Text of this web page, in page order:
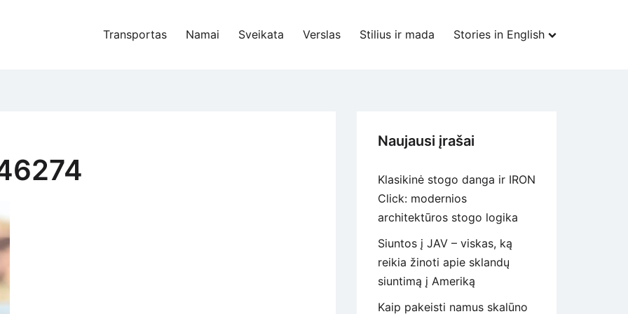
Transportas Namai Sveikata Verslas Stilius ir mada Stories in English
Naujausi įrašai
Klasikinė stogo danga ir IRON
Click: modernios
architektūros stogo logika
Siuntos į JAV – viskas, ką
reikia žinoti apie sklandų
siuntimą į Ameriką
Kaip pakeisti namus skalūno